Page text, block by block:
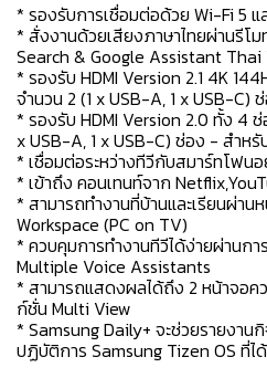
* รองรับการเชื่อมต่อด้วย Wi-Fi 5
* สั่งงานด้วยเสียงภาษาไทยผ่านรีโ
Search & Google Assistant Thai
* รองรับ HDMI Version 2.1 4K
จำนวน 2 (1 x USB-A, 1 x USB-C)
* รองรับ HDMI Version 2.0 ทั้ง 4 ช่
x USB-A, 1 x USB-C) ช่อง - สำห
* เชื่อมต่อระหว่างทีวีกับสมาร์ทโฟน
* เข้าถึง คอนเทนท์จาก
* สามารถทำงานที่บ้านและเรียนผ่าน
Workspace (PC on TV)
* ควบคุมการทำงานทีวีได้ง่ายผ่านก
Multiple Voice Assistants
* สามารถแสดงผลได้ถึง 2 หน้าจอค
ก์ชั่น Multi View
* Samsung Daily+ จะช่วยรายงาน
ปฏิบัติการ Samsung Tizen OS ที่ไ